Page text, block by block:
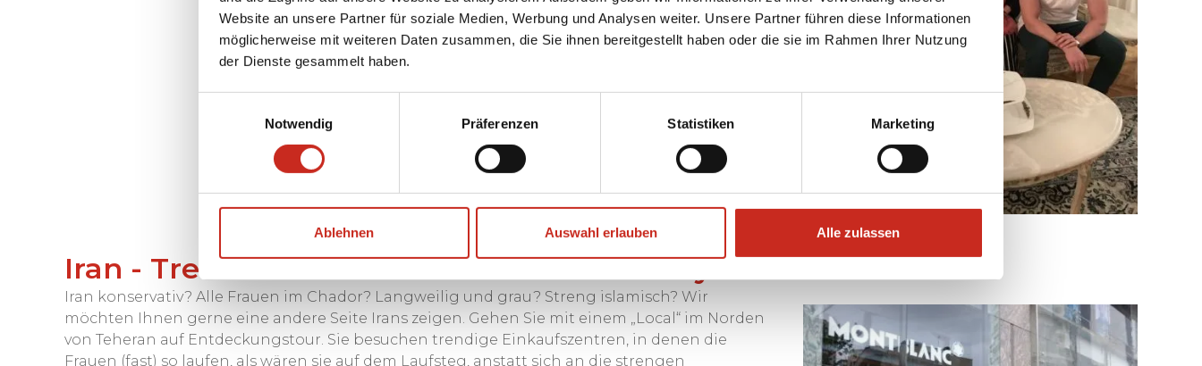
Website an unsere Partner für soziale Medien, Werbung und Analysen weiter. Unsere Partner führen diese Informationen
möglicherweise mit weiteren Daten zusammen, die Sie ihnen bereitgestellt haben oder die sie im Rahmen Ihrer Nutzung
der Dienste gesammelt haben.
Notwendig
Präferenzen Statistiken Marketing
Ablehnen Auswahl erlauben Alle zulassen
Iran - Treffen Sie lokale Menschen! - Trendy Teheran Tour
Iran konservativ? Alle Frauen im Chador? Langweilig und grau? Streng islamisch? Wir
möchten Ihnen gerne eine andere Seite Irans zeigen. Gehen Sie mit einem „Local“ im Norden
von Teheran auf Entdeckungstour. Sie besuchen trendige Einkaufszentren, in denen die
Frauen (fast) so laufen, als wären sie auf dem Laufsteg, anstatt sich an die strengen